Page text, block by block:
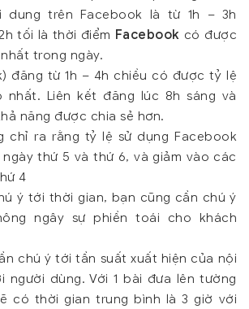
dung trên Facebook là từ 1h – 3h
tối là thời điểm Facebook có được
trong ngày.
đăng từ 1h – 4h chiều có được tỷ lệ
nhất. Liên kết đăng lúc 8h sáng và
năng được chia sẻ hơn.
chỉ ra rằng tỷ lệ sử dụng Facebook
thứ 5 và thứ 6, và giảm vào các
4
ý tới thời gian, bạn cũng cần chú ý
ngây sự phiền toái cho khách
chú ý tới tần suất xuất hiện của nội
người dùng. Với 1 bài đưa lên tường
có thời gian trung bình là 3 giờ với